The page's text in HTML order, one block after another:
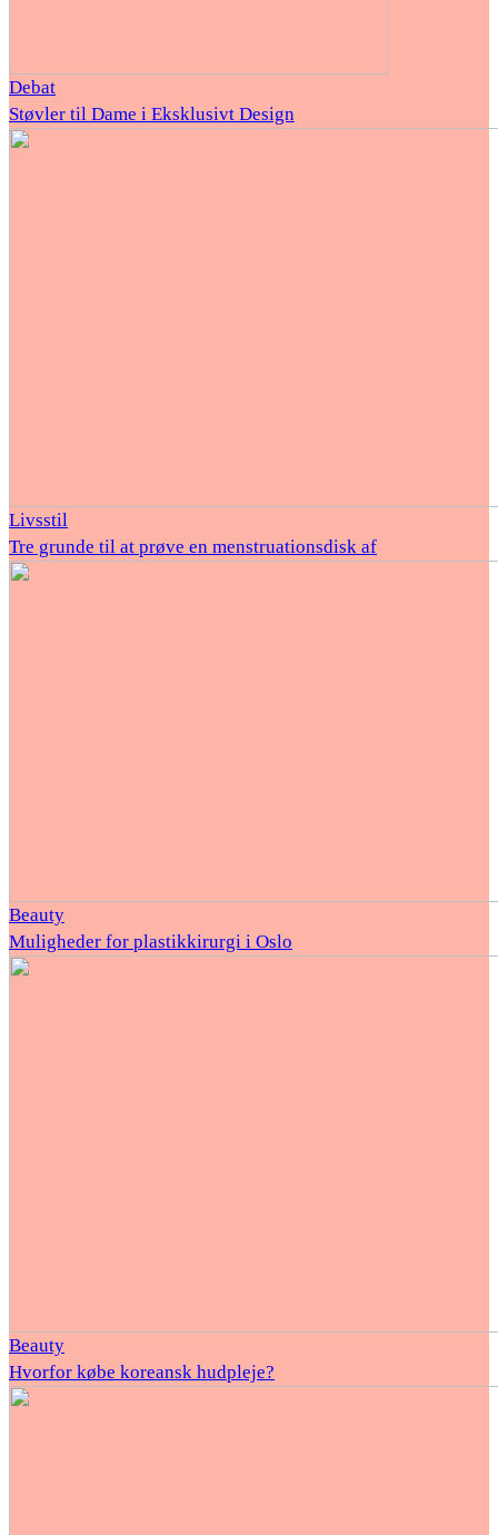
Debat
Støvler til Dame i Eksklusivt Design
Livsstil
Tre grunde til at prøve en menstruationsdisk af
Beauty
Muligheder for plastikkirurgi i Oslo
Beauty
Hvorfor købe koreansk hudpleje?